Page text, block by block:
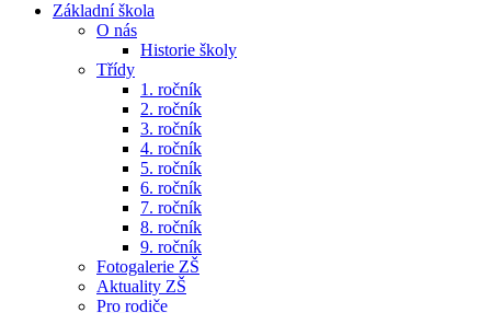
Základní škola
O nás
Historie školy
Třídy
1. ročník
2. ročník
3. ročník
4. ročník
5. ročník
6. ročník
7. ročník
8. ročník
9. ročník
Fotogalerie ZŠ
Aktuality ZŠ
Pro rodiče